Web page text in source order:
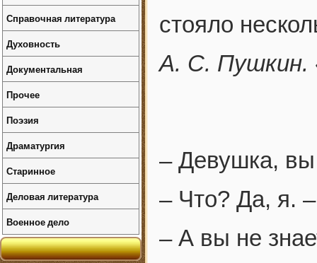
стояло
А. С. Пушкин.
– Девушка, вы
– Что? Да, я.
– А вы не
Справочная литература
Духовность
Документальная
Прочее
Поэзия
Драматургия
Старинное
Деловая литература
Военное дело